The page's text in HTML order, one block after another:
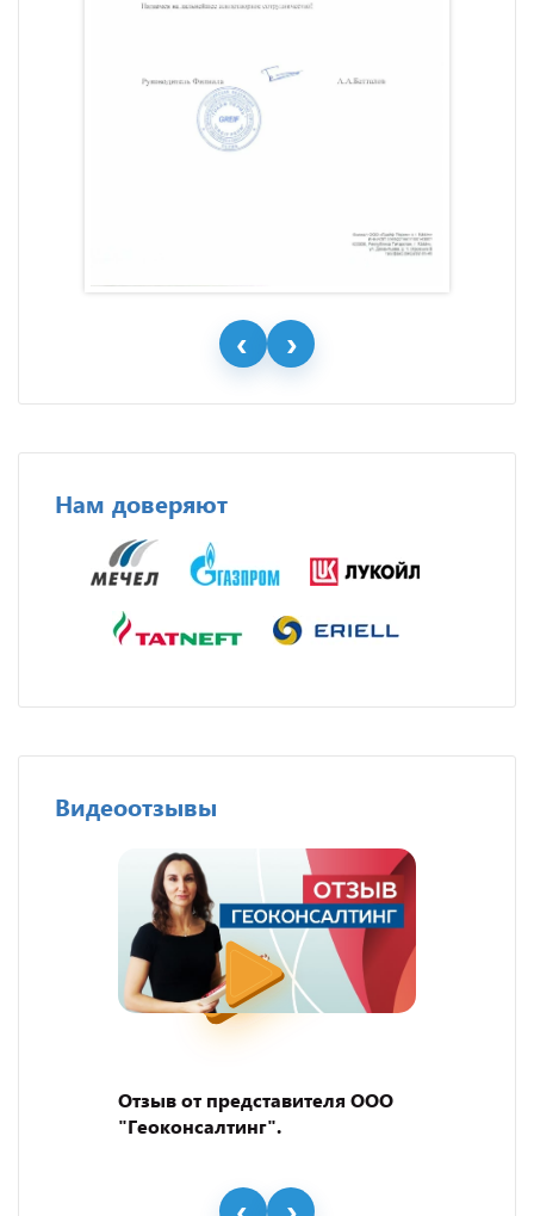
Нам доверяют
Видеоотзывы
Отзыв от представителя ООО
"Геоконсалтинг".